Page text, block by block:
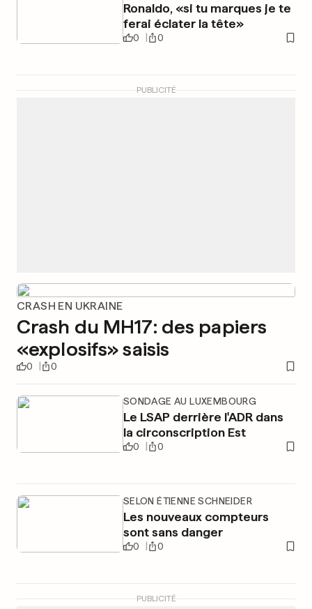
Ronaldo, «si tu marques je te
ferai éclater la tête»
0 0
PUBLICITÉ
CRASH EN UKRAINE
Crash du MH17: des papiers
«explosifs» saisis
0 0
SONDAGE AU LUXEMBOURG
Le LSAP derrière l'ADR dans
la circonscription Est
0 0
SELON ÉTIENNE SCHNEIDER
Les nouveaux compteurs
sont sans danger
0 0
PUBLICITÉ